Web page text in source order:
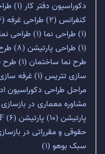
دکوراسیون دفتر کار (1)
کنفرانس (2) طراحی غرفه (16)
(1) طراحی نما (1) طراحی
(1) طراحی پارتیشن (8)
طرح نما ساختمان (1) طرح
سازی تتریس (1) غرفه
مراحل طراحی دکوراسیون
مشاوره معماری در
پارتیشن (10) پارتیشن MDF (6)
حقوقی و مقرراتی در
سبک بوهو (1)